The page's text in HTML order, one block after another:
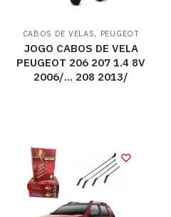
CABOS DE VELAS, PEUGEOT
JOGO CABOS DE VELA
PEUGEOT 206 207 1.4 8V
2006/… 208 2013/